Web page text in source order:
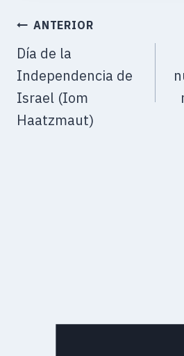
ANTERIOR
Día de la
Independencia de
Israel (Iom
Haatzmaut)